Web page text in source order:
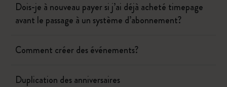
Dois-je à nouveau payer si j’ai déjà acheté timepage
avant le passage à un système d’abonnement?
Comment créer des événements?
Duplication des anniversaires